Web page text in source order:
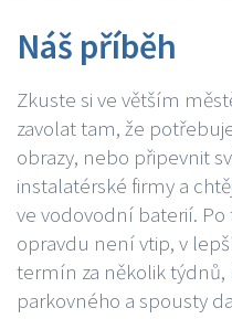
Náš příběh
Zkuste si ve větším
zavolat tam, že
obrazy, nebo připevnit
instalatérské firmy a
ve vodovodní baterií.
opravdu není vtip, v
termín za několik týdnů,
parkovného a spousty